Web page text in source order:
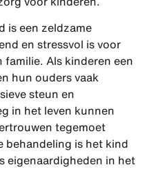
is een zeldzame
en stressvol is voor
Als kinderen een
hun ouders vaak
steun en
in het leven kunnen
tegemoet
behandeling is het kind
eigenaardigheden in het